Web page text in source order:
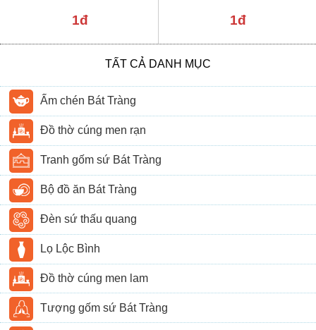
1đ 1đ
TẤT CẢ DANH MỤC
Ấm chén Bát Tràng
Đồ thờ cúng men rạn
Tranh gốm sứ Bát Tràng
Bộ đồ ăn Bát Tràng
Đèn sứ thấu quang
Lọ Lộc Bình
Đồ thờ cúng men lam
Tượng gốm sứ Bát Tràng